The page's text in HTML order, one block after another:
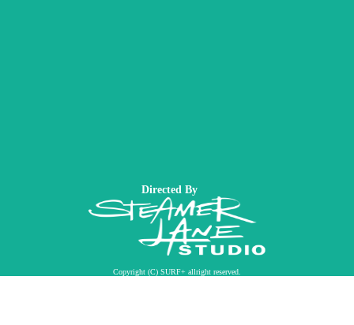
Directed By
Copyright (C) SURF+ allright reserved.